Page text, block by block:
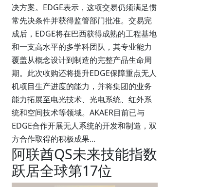
决方案。EDGE表示，这项交易仍须满足惯
常先决条件并获得监管部门批准。交易完
成后，EDGE将在巴西获得成熟的工程基地
和一支高水平的多学科团队，其专业能力
覆盖从概念设计到制造的完整产品生命周
期。此次收购还将提升EDGE保障重点无人
机项目生产进度的能力，并将集团的业务
能力拓展至电光技术、光电系统、红外系
统和空间技术等领域。AKAER目前已与
EDGE合作开展无人系统的开发和制造，双
方合作取得的积极成果...
阿联酋QS未来技能指数
跃居全球第17位